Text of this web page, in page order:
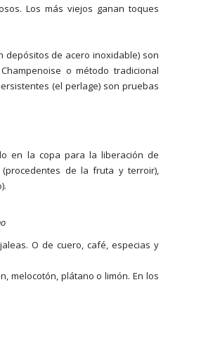
Los más viejos ganan toques
de acero inoxidable) son
o método tradicional
(el perlage) son pruebas
en la copa para la liberación de
de la fruta y terroir),
O de cuero, café, especias y
melocotón, plátano o limón. En los